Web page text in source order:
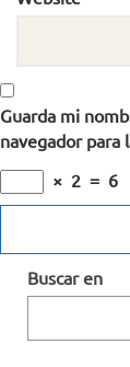
Guarda mi
navegador para
× 2 = 6
Buscar en